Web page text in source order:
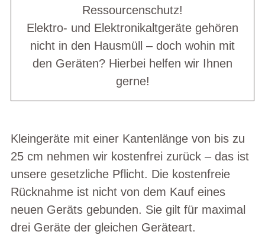
Ressourcenschutz!
Elektro- und Elektronikaltgeräte gehören
nicht in den Hausmüll – doch wohin mit
den Geräten? Hierbei helfen wir Ihnen
gerne!
Kleingeräte mit einer Kantenlänge von bis zu
25 cm nehmen wir kostenfrei zurück – das ist
unsere gesetzliche Pflicht. Die kostenfreie
Rücknahme ist nicht von dem Kauf eines
neuen Geräts gebunden. Sie gilt für maximal
drei Geräte der gleichen Geräteart.